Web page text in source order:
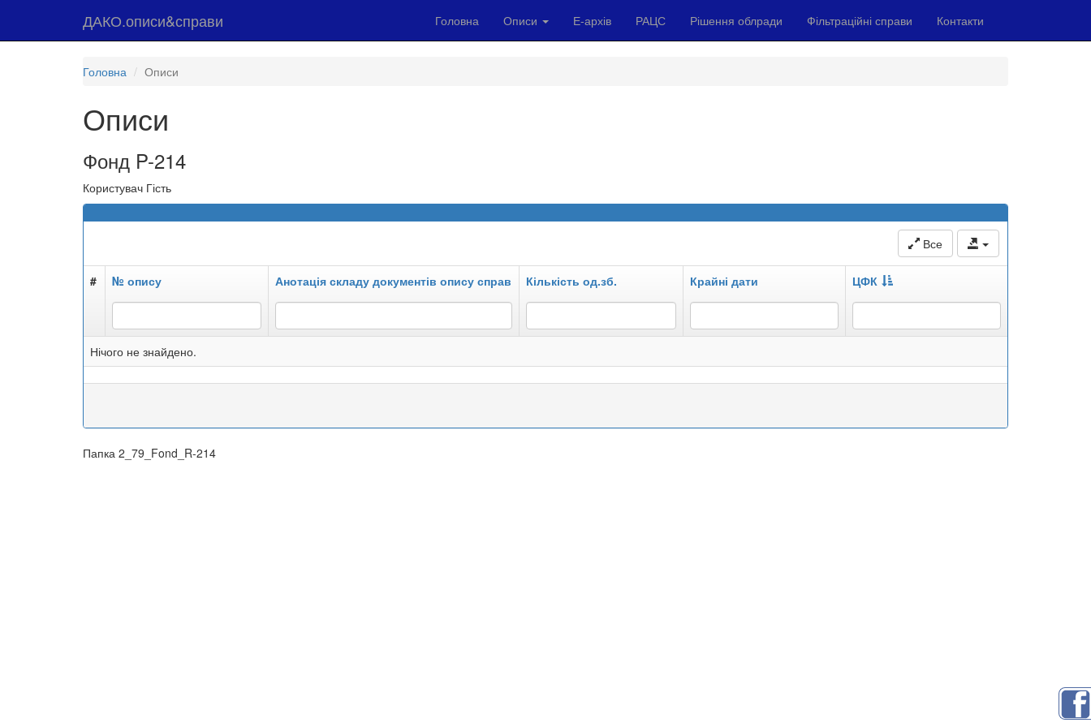
ДАКО.описи&справи Головна Описи Е-архів РАЦС Рішення облради Фільтраційні справи Контакти
Головна Описи
Описи
Фонд P-214
Користувач Гість
Все
# № опису Анотація складу документів опису справ Кількість од.зб. Крайні дати ЦФК
Нічого не знайдено.
Папка 2_79_Fond_R-214